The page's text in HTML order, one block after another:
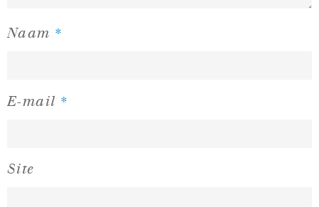
Naam *
E-mail *
Site